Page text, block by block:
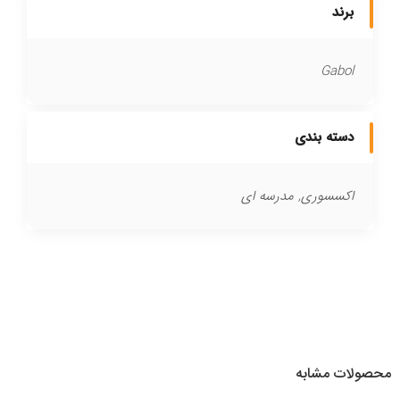
برند
Gabol
دسته بندی
اکسسوری, مدرسه ای
محصولات مشابه